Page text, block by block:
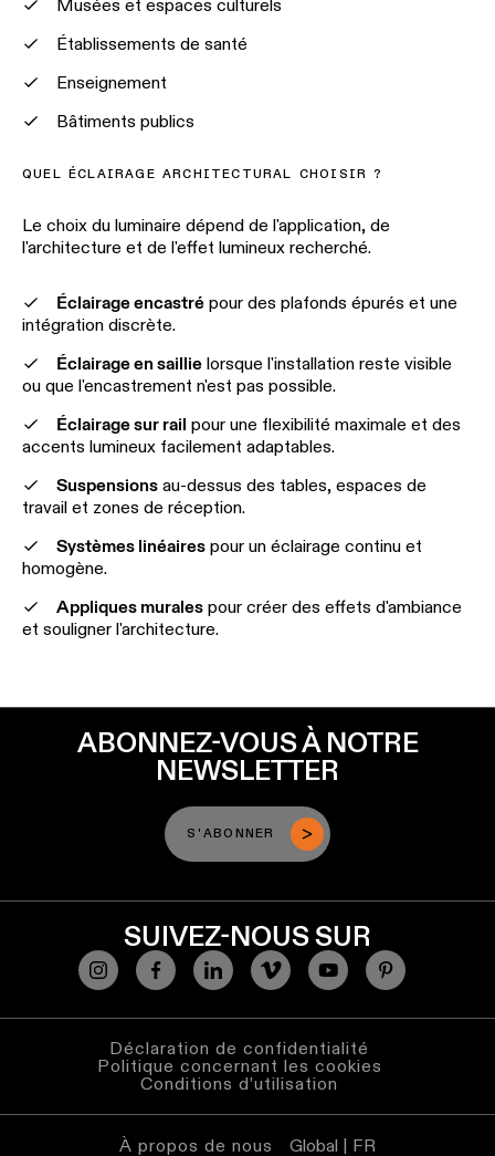
Musées et espaces culturels
Établissements de santé
Enseignement
Bâtiments publics
QUEL ÉCLAIRAGE ARCHITECTURAL CHOISIR ?
Le choix du luminaire dépend de l'application, de
l'architecture et de l'effet lumineux recherché.
Éclairage encastré pour des plafonds épurés et une
intégration discrète.
Éclairage en saillie lorsque l'installation reste visible
ou que l'encastrement n'est pas possible.
Éclairage sur rail pour une flexibilité maximale et des
accents lumineux facilement adaptables.
Suspensions au-dessus des tables, espaces de
travail et zones de réception.
Systèmes linéaires pour un éclairage continu et
homogène.
Appliques murales pour créer des effets d'ambiance
et souligner l'architecture.
ABONNEZ-VOUS À NOTRE
NEWSLETTER
S'ABONNER
SUIVEZ-NOUS SUR
Déclaration de confidentialité
Politique concernant les cookies
Conditions d’utilisation
À propos de nous Global | FR